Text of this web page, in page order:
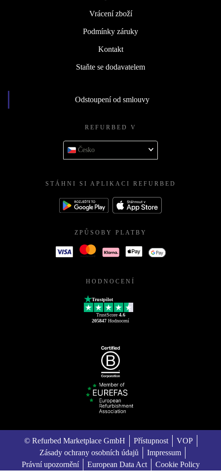
Vrácení zboží
Podmínky záruky
Kontakt
Staňte se dodavatelem
Odstoupení od smlouvy
REFURBED V
Česko
STÁHNI SI APLIKACI REFURBED
ZPŮSOBY PLATBY
HODNOCENÍ
Trustpilot
TrustScore 4.6
205847 Hodnocení
© Refurbed Marketplace GmbH Přístupnost
VOP
Zásady ochrany osobních údajů
Impressum
Právní upozornění
European Data Act Cookie Policy